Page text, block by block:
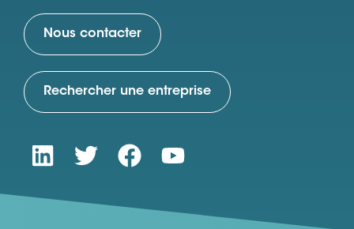
Nous contacter
Rechercher une entreprise